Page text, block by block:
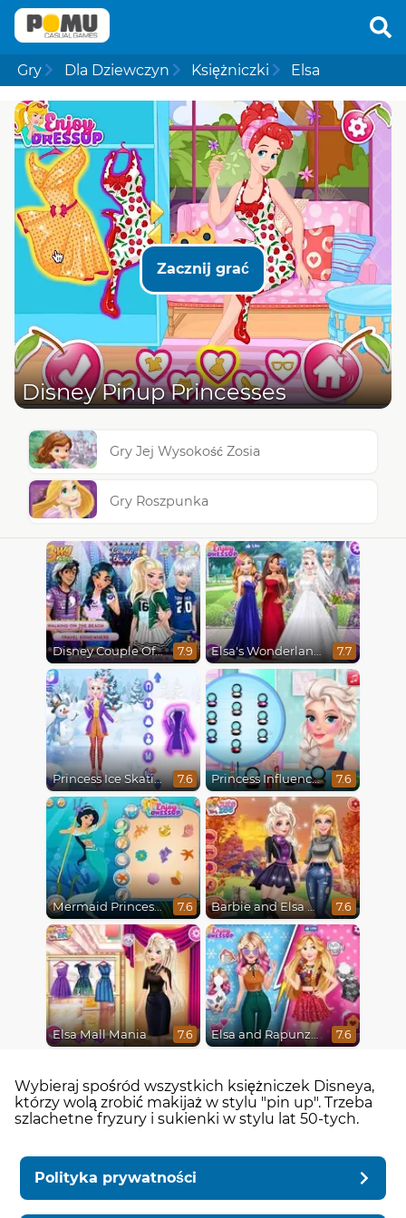
Gry Dla Dziewczyn Księżniczki Elsa
Zacznij grać
Disney Pinup Princesses
Gry Jej Wysokość Zosia
Gry Roszpunka
Disney Couple Of The Year 7.9 Elsa's Wonderland Wedding 7.7
Princess Ice Skating Adventure 7.6 Princess Influencer Winter Wonderland 7.6
Mermaid Princesses 7.6 Barbie and Elsa Autumn Patterns 7.6
Elsa Mall Mania 7.6 Elsa and Rapunzel Princess Rivalry 7.6
Wybieraj spośród wszystkich księżniczek Disneya,
którzy wolą zrobić makijaż w stylu "pin up". Trzeba
szlachetne fryzury i sukienki w stylu lat 50-tych.
Polityka prywatności